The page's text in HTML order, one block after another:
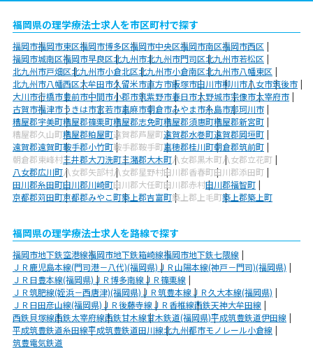
福岡県の理学療法士求人を市区町村で探す
福岡市福岡市東区福岡市博多区福岡市中央区福岡市南区福岡市西区
福岡市城南区福岡市早良区北九州市北九州市門司区北九州市若松区
北九州市戸畑区北九州市小倉北区北九州市小倉南区北九州市八幡東区
北九州市八幡西区大牟田市久留米市直方市飯塚市田川市柳川市八女市筑後市
大川市行橋市豊前市中間市小郡市筑紫野市春日市大野城市宗像市太宰府市
古賀市福津市うきは市宮若市嘉麻市朝倉市みやま市糸島市那珂川市
糟屋郡宇美町糟屋郡篠栗町糟屋郡志免町糟屋郡須惠町糟屋郡新宮町
糟屋郡久山町糟屋郡粕屋町遠賀郡芦屋町遠賀郡水巻町遠賀郡岡垣町
遠賀郡遠賀町鞍手郡小竹町鞍手郡鞍手町嘉穂郡桂川町朝倉郡筑前町
朝倉郡東峰村三井郡大刀洗町三潴郡大木町八女郡黒木町八女郡立花町
八女郡広川町八女郡矢部村八女郡星野村田川郡香春町田川郡添田町
田川郡糸田町田川郡川崎町田川郡大任町田川郡赤村田川郡福智町
京都郡苅田町京都郡みやこ町築上郡吉富町築上郡上毛町築上郡築上町
福岡県の理学療法士求人を路線で探す
福岡市地下鉄空港線福岡市地下鉄箱崎線福岡市地下鉄七隈線
ＪＲ鹿児島本線(門司港－八代)(福岡県)ＪＲ山陽本線(神戸－門司)(福岡県)
ＪＲ日豊本線(福岡県)ＪＲ博多南線ＪＲ篠栗線
ＪＲ筑肥線(姪浜－西唐津)(福岡県)ＪＲ筑豊本線ＪＲ久大本線(福岡県)
ＪＲ日田彦山線(福岡県)ＪＲ後藤寺線ＪＲ香椎線西鉄天神大牟田線
西鉄貝塚線西鉄太宰府線西鉄甘木線甘木鉄道(福岡県)平成筑豊鉄道伊田線
平成筑豊鉄道糸田線平成筑豊鉄道田川線北九州都市モノレール小倉線
筑豊電気鉄道